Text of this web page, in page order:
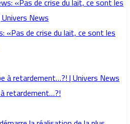
«Pas de crise du lait, ce sont les
retardement…?!